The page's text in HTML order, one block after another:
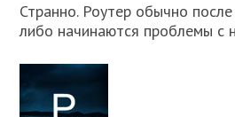
Странно. Роутер обычно
либо начинаются проблемы с